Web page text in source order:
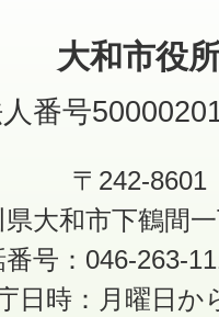
大和市役
番号
〒242-8601
大和市下鶴間
番号：046-263-
日時：月曜日か